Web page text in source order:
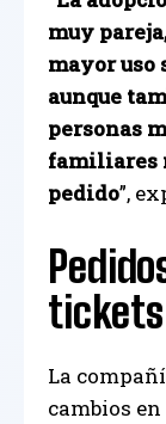
muy
mayor uso
aunque
personas
familiares
pedido”,
La
cambios